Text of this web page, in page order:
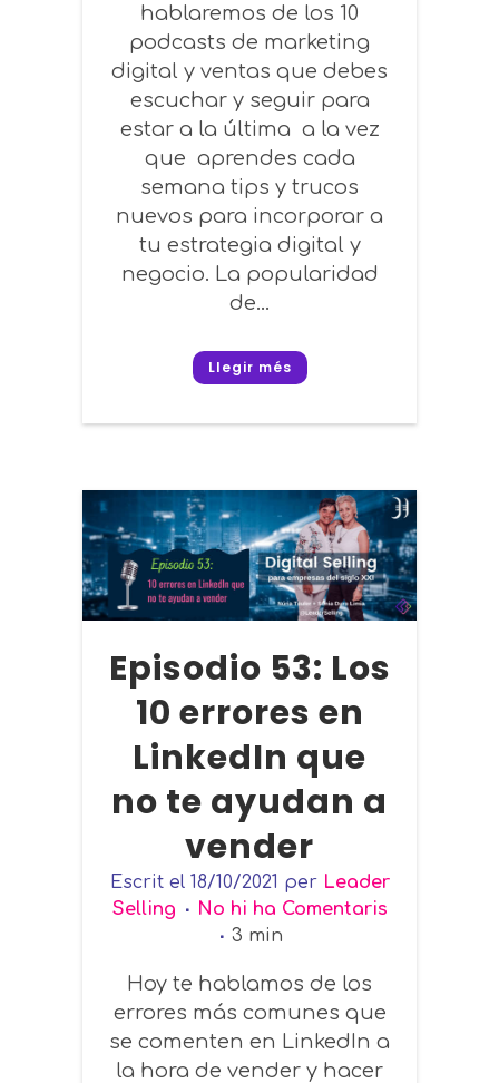
hablaremos de los 10
podcasts de marketing
digital y ventas que debes
escuchar y seguir para
estar a la última a la vez
que aprendes cada
semana tips y trucos
nuevos para incorporar a
tu estrategia digital y
negocio. La popularidad
de...
Llegir més
Episodio 53: Los
10 errores en
LinkedIn que
no te ayudan a
vender
Escrit el 18/10/2021 per Leader
Selling
No hi ha Comentaris
3 min
Hoy te hablamos de los
errores más comunes que
se comenten en LinkedIn a
la hora de vender y hacer